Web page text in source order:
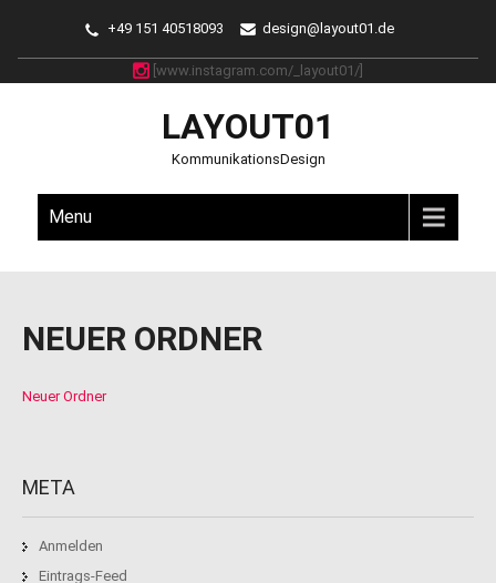
+49 151 40518093 design@layout01.de
[www.instagram.com/_layout01/]
LAYOUT01
KommunikationsDesign
Menu
NEUER ORDNER
Neuer Ordner
META
Anmelden
Eintrags-Feed